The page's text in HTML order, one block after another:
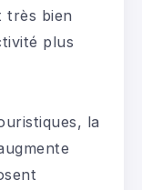
très bien
plus
la